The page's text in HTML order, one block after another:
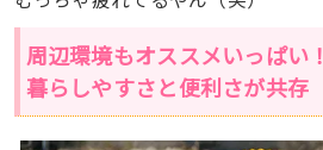
周辺環境もオススメいっぱい！
暮らしやすさと便利さが共存